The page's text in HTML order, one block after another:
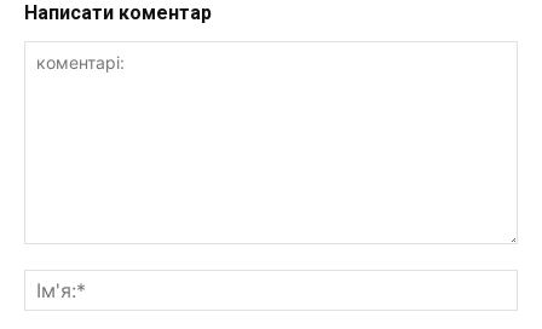
Написати коментар